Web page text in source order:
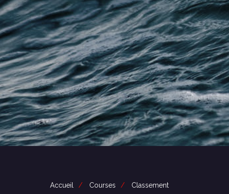
Accueil Courses Classement